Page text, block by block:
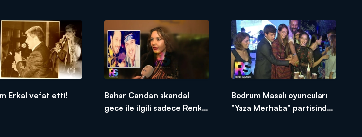
Erkal vefat etti!
Bahar Candan skandal
gece ile ilgili sadece Renkli
Bodrum Masalı oyuncuları
"Yaza Merhaba" partisinde